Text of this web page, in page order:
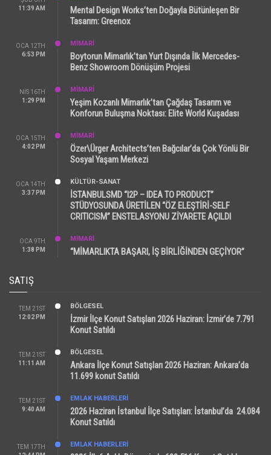
11:39 AM
Mental Design Works’ten Doğayla Bütünleşen Bir
Tasarım: Greenox
OCA 12TH
6:53 PM
MİMARİ
Boytorun Mimarlık’tan Yurt Dışında İlk Mercedes-
Benz Showroom Dönüşüm Projesi
NIS 16TH
1:29 PM
MİMARİ
Yeşim Kozanlı Mimarlık’tan Çağdaş Tasarım ve
Konforun Buluşma Noktası: Elite World Kuşadası
OCA 15TH
4:02 PM
MİMARİ
Özer\Ürger Architects’ten Bağcılar’da Çok Yönlü Bir
Sosyal Yaşam Merkezi
OCA 14TH
3:37 PM
KÜLTÜR-SANAT
İSTANBULSMD “I2P – IDEA TO PRODUCT”
STÜDYOSUNDA ÜRETİLEN “ÖZ ELEŞTİRİ-SELF
CRITICISM” ENSTELASYONU ZİYARETE AÇILDI
OCA 9TH
1:38 PM
MİMARİ
“MİMARLIKTA BAŞARI, İŞ BİRLİĞİNDEN GEÇİYOR”
SATIŞ
TEM 21ST
12:02 PM
BÖLGESEL
İzmir İlçe Konut Satışları 2026 Haziran: İzmir’de 7.791
Konut Satıldı
TEM 21ST
11:11 AM
BÖLGESEL
Ankara İlçe Konut Satışları 2026 Haziran: Ankara’da
11.699 konut Satıldı
TEM 21ST
9:40 AM
EMLAK HABERLERI
2026 Haziran İstanbul İlçe Satışları: İstanbul’da 24.084
Konut Satıldı
TEM 17TH
EMLAK HABERLERI